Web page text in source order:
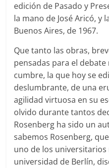
edición de Pasado y
la mano de José Aricó, y
Buenos Aires, de 1967.
Que tanto las obras,
pensadas para el
cumbre, la que hoy se
deslumbrante, de una
agilidad virtuosa en su
olvido durante tantos
Rosenberg ha sido un
sabemos Rosenberg,
uno de los universitarios
universidad de Berlín,